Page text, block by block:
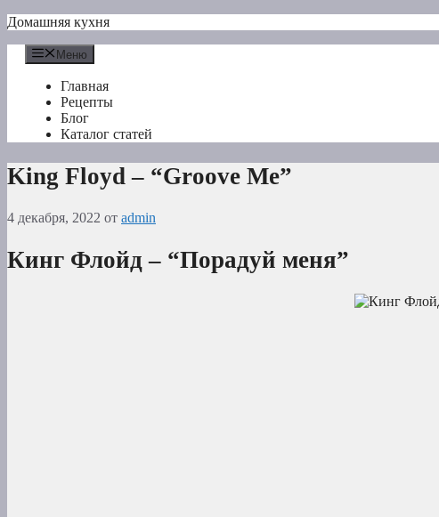
Перейти
содержимому
Домашняя кухня
Меню
Главная
Рецепты
Блог
Каталог статей
King Floyd – “Groove Me”
4 декабря, 2022 от admin
Кинг Флойд – “Порадуй меня”